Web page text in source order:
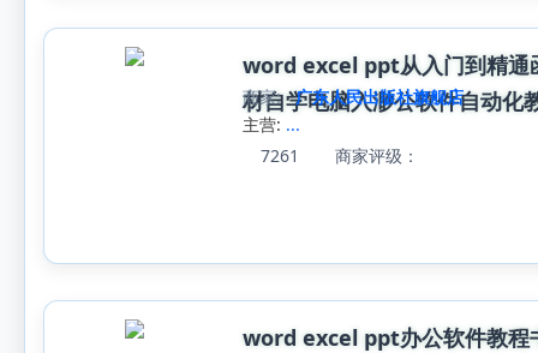
word excel ppt从入门到精通
材自学电脑入渺公软件自动化
商家:
广东人民出版社旗舰店
主营: ...
7261
商家评级：
word excel ppt办公软件教程